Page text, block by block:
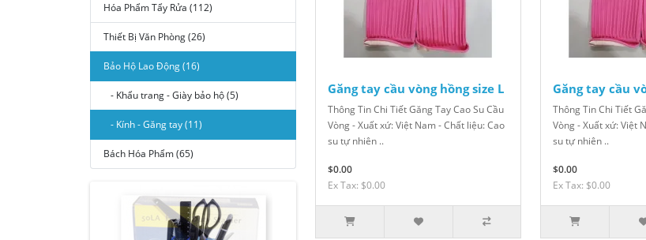
Hóa Phẩm Tẩy Rửa (112)
Thiết Bị Văn Phòng (26)
Bảo Hộ Lao Động (16)
- Khẩu trang - Giày bảo hộ (5)
- Kính - Găng tay (11)
Bách Hóa Phẩm (65)
Găng tay cầu vòng hồng size L
Thông Tin Chi Tiết Găng Tay Cao Su Cầu
Vòng - Xuất xứ: Việt Nam - Chất liệu: Cao
su tự nhiên ..
$0.00
Ex Tax: $0.00
Găng tay cầu
Thông Tin Chi Tiết
Vòng - Xuất xứ: Việt
su tự nhiên ..
$0.00
Ex Tax: $0.00